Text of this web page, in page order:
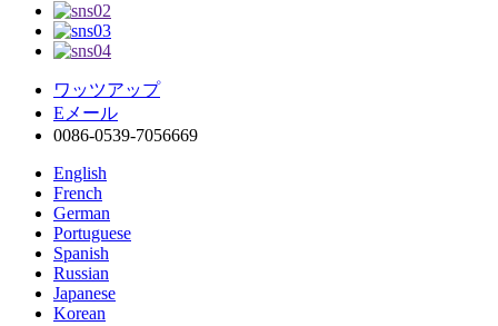
ワッツアップ
Eメール
0086-0539-7056669
English
French
German
Portuguese
Spanish
Russian
Japanese
Korean